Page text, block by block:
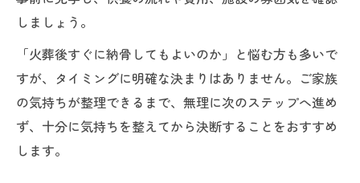
しましょう。
「火葬後すぐに納骨してもよいのか」と悩む方も多いで
すが、タイミングに明確な決まりはありません。ご家族
の気持ちが整理できるまで、無理に次のステップへ進め
ず、十分に気持ちを整えてから決断することをおすすめ
します。